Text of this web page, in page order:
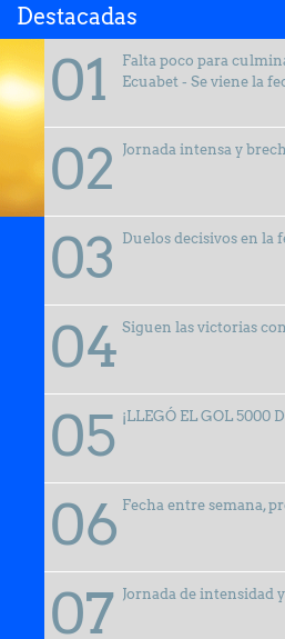
Destacadas
Falta poco para
Ecuabet - Se viene la
Jornada intensa y
Duelos decisivos en la
Siguen las victorias
¡LLEGÓ EL GOL 5000
Fecha entre semana,
Jornada de intensidad